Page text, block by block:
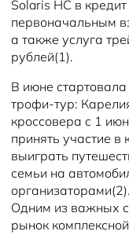
Solaris HC в
первоначальным
а также услуга
рублей(1).
В июне
трофи-тур:
кроссовера с 1
принять участие в
выиграть
семьи на
организаторами(2).
Одним из важных
рынок